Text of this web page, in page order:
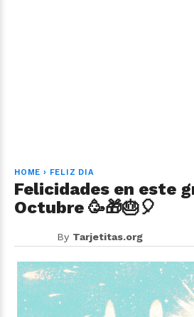
HOME › FELIZ DIA
Felicidades en este
Octubre 🥳🎁🎂🎈
By Tarjetitas.org